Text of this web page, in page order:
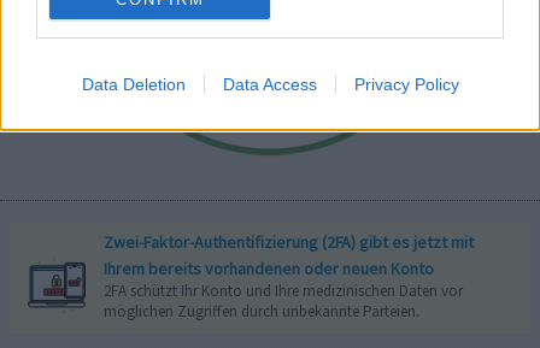
Data Deletion Data Access Privacy Policy
Zwei-Faktor-Authentifizierung (2FA) gibt es jetzt mit
Ihrem bereits vorhandenen oder neuen Konto
2FA schützt Ihr Konto und Ihre medizinischen Daten vor
möglichen Zugriffen durch unbekannte Parteien.